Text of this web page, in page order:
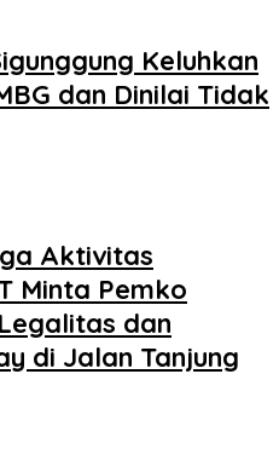
Keluhkan
dan Dinilai Tidak
Aktivitas
Minta Pemko
dan
di Jalan Tanjung